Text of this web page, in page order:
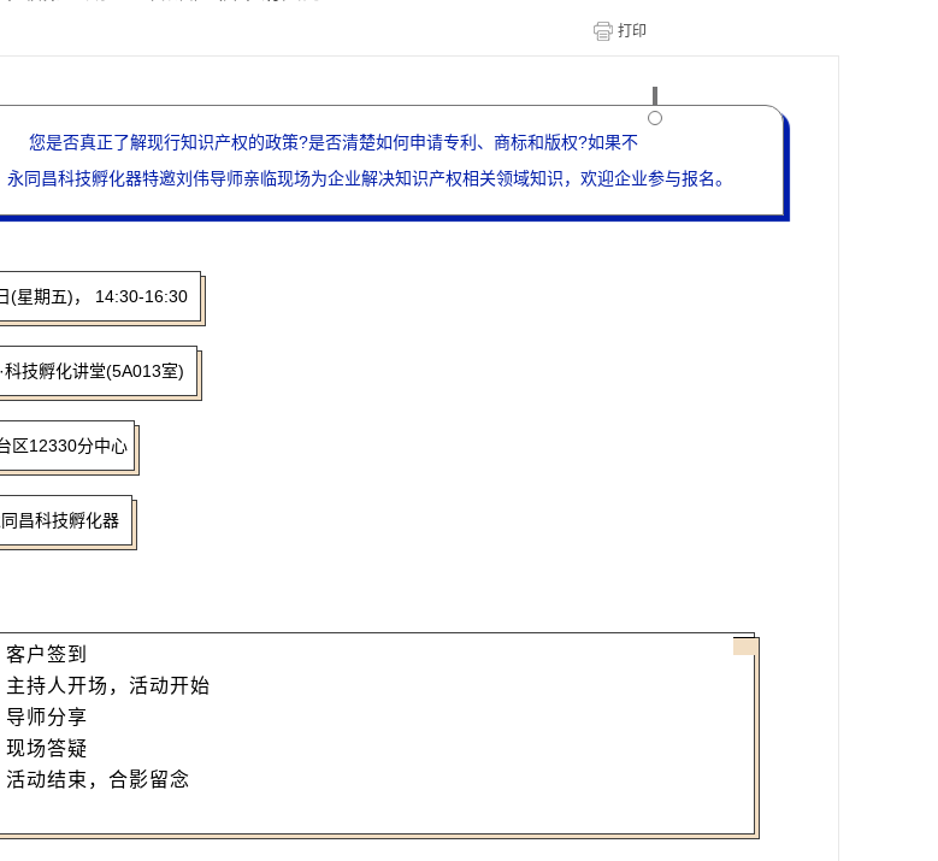
您是否真正了解现行知识产权的政策?是否清楚如何申请专利、商标和版权?如果不
同昌科技孵化器特邀刘伟导师亲临现场为企业解决知识产权相关领域知识，欢迎企业参与报名。
(星期五)， 14:30-16:30
科技孵化讲堂(5A013室)
区12330分中心
昌科技孵化器
客户签到
主持人开场，活动开始
导师分享
现场答疑
活动结束，合影留念